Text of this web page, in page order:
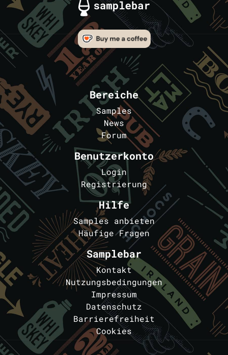
Bereiche
Samples
News
Forum
Benutzerkonto
Login
Registrierung
Hilfe
Samples anbieten
Häufige Fragen
Samplebar
Kontakt
Nutzungsbedingungen
Impressum
Datenschutz
Barrierefreiheit
Cookies